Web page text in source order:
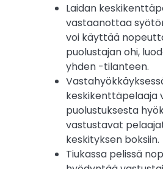
Laidan
vastaanottaa
voi käyttää
puolustajan ohi,
yhden -tilanteen.
keskikenttäpelaaja
puolustuksesta
vastustavat
keskityksen boksiin.
Tiukassa pelissä